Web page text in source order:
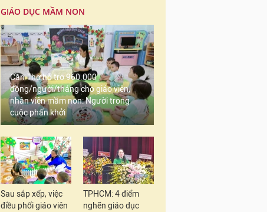
GIÁO DỤC MẦM NON
Cần Thơ hỗ trợ 960.000
đồng/người/tháng cho giáo viên,
nhân viên mầm non: Người trong
cuộc phấn khởi
Sau sắp xếp, việc
điều phối giáo viên
TPHCM: 4 điểm
nghẽn giáo dục